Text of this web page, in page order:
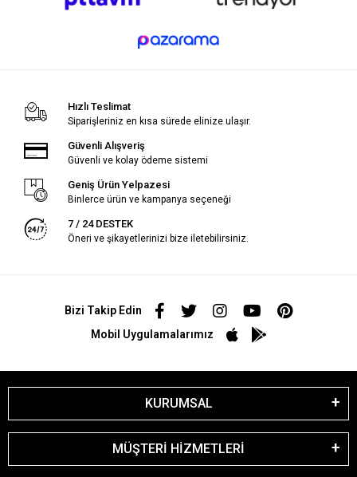
Hızlı Teslimat
Siparişleriniz en kısa sürede elinize ulaşır.
Güvenli Alışveriş
Güvenli ve kolay ödeme sistemi
Geniş Ürün Yelpazesi
Binlerce ürün ve kampanya seçeneği
7 / 24 DESTEK
Öneri ve şikayetlerinizi bize iletebilirsiniz.
Bizi Takip Edin
Mobil Uygulamalarımız
KURUMSAL
MÜŞTERİ HİZMETLERİ